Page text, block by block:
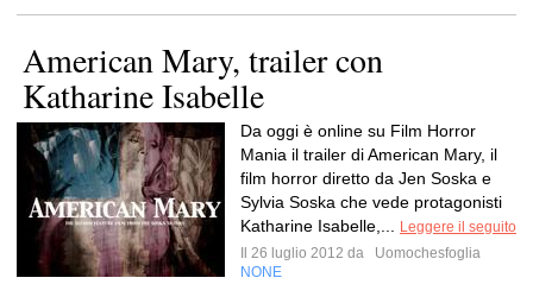
American Mary, trailer con
Katharine Isabelle
Da oggi è online su Film Horror
Mania il trailer di American Mary, il
film horror diretto da Jen Soska e
Sylvia Soska che vede protagonisti
Katharine Isabelle,...
Leggere il seguito
Il 26 luglio 2012 da
Uomochesfoglia
NONE